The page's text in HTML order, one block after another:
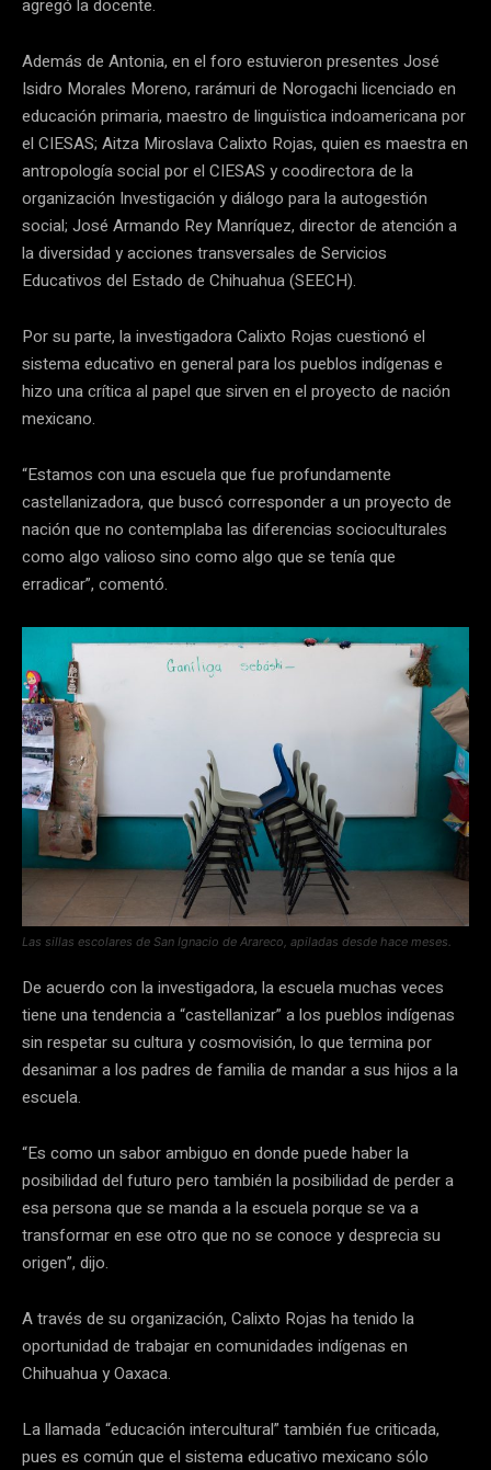
agregó la docente.
Además de Antonia, en el foro estuvieron presentes José
Isidro Morales Moreno, rarámuri de Norogachi licenciado en
educación primaria, maestro de linguïstica indoamericana por
el CIESAS; Aitza Miroslava Calixto Rojas, quien es maestra en
antropología social por el CIESAS y coodirectora de la
organización Investigación y diálogo para la autogestión
social; José Armando Rey Manríquez, director de atención a
la diversidad y acciones transversales de Servicios
Educativos del Estado de Chihuahua (SEECH).
Por su parte, la investigadora Calixto Rojas cuestionó el
sistema educativo en general para los pueblos indígenas e
hizo una crítica al papel que sirven en el proyecto de nación
mexicano.
“Estamos con una escuela que fue profundamente
castellanizadora, que buscó corresponder a un proyecto de
nación que no contemplaba las diferencias socioculturales
como algo valioso sino como algo que se tenía que
erradicar”, comentó.
Las sillas escolares de San Ignacio de Arareco, apiladas desde hace meses.
De acuerdo con la investigadora, la escuela muchas veces
tiene una tendencia a “castellanizar” a los pueblos indígenas
sin respetar su cultura y cosmovisión, lo que termina por
desanimar a los padres de familia de mandar a sus hijos a la
escuela.
“Es como un sabor ambiguo en donde puede haber la
posibilidad del futuro pero también la posibilidad de perder a
esa persona que se manda a la escuela porque se va a
transformar en ese otro que no se conoce y desprecia su
origen”, dijo.
A través de su organización, Calixto Rojas ha tenido la
oportunidad de trabajar en comunidades indígenas en
Chihuahua y Oaxaca.
La llamada “educación intercultural” también fue criticada,
pues es común que el sistema educativo mexicano sólo